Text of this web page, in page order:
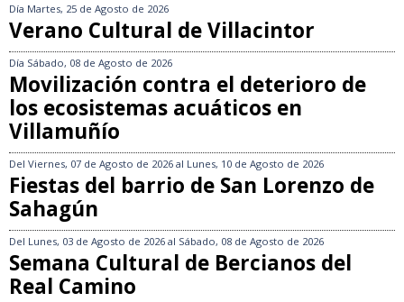
Día Martes, 25 de Agosto de 2026
Verano Cultural de Villacintor
Día Sábado, 08 de Agosto de 2026
Movilización contra el deterioro de
los ecosistemas acuáticos en
Villamuñío
Del Viernes, 07 de Agosto de 2026 al Lunes, 10 de Agosto de 2026
Fiestas del barrio de San Lorenzo de
Sahagún
Del Lunes, 03 de Agosto de 2026 al Sábado, 08 de Agosto de 2026
Semana Cultural de Bercianos del
Real Camino